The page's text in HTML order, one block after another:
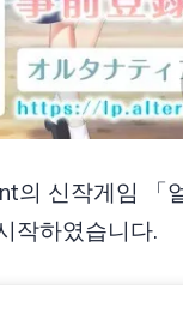
의 신작게임 「
작하였습니다.